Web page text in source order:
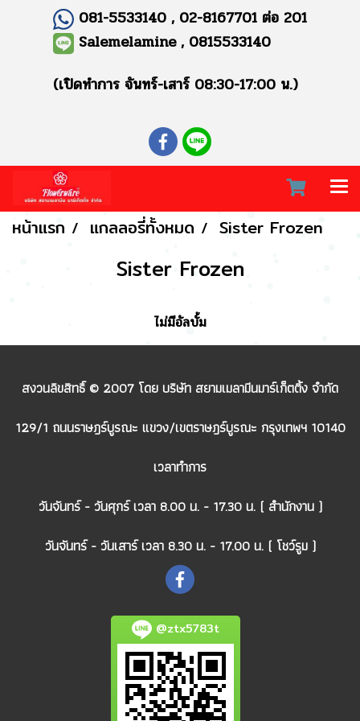
081-5533140 , 02-8167701 ต่อ 201
Salemelamine , 0815533140
(เปิดทำการ จันทร์-เสาร์ 08:30-17:00 น.)
หน้าแรก แกลลอรี่ทั้งหมด Sister Frozen
Sister Frozen
ไม่มีอัลบั้ม
สงวนลิขสิทธิ์ © 2007 โดย บริษัท สยามเมลามีนมาร์เก็ตติ้ง จำกัด
129/1 ถนนราษฎร์บูรณะ แขวง/เขตราษฎร์บูรณะ กรุงเทพฯ 10140
เวลาทำการ
วันจันทร์ - วันศุกร์ เวลา 8.00 น. - 17.30 น. ( สำนักงาน )
วันจันทร์ - วันเสาร์ เวลา 8.30 น. - 17.00 น. ( โชว์รูม )
@ztx5783t